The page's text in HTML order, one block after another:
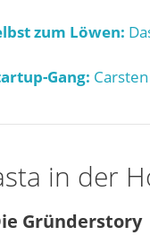
zum Löwen:
Gang:
in der
Gründerstory